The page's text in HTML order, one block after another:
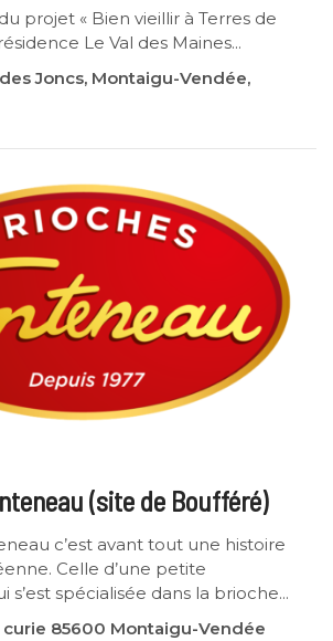
projet « Bien vieillir à Terres de
Le Val des Maines...
Joncs, Montaigu-Vendée,
(site de Boufféré)
c’est avant tout une histoire
Celle d’une petite
s’est spécialisée dans la brioche...
curie 85600 Montaigu-Vendée